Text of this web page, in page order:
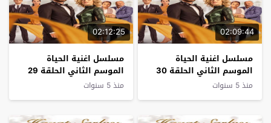
02:09:44
مسلسل اغنية الحياة
الموسم الثاني الحلقة 30
منذ 5 سنوات
02:12:25
مسلسل اغنية الحياة
الموسم الثاني الحلقة 29
منذ 5 سنوات